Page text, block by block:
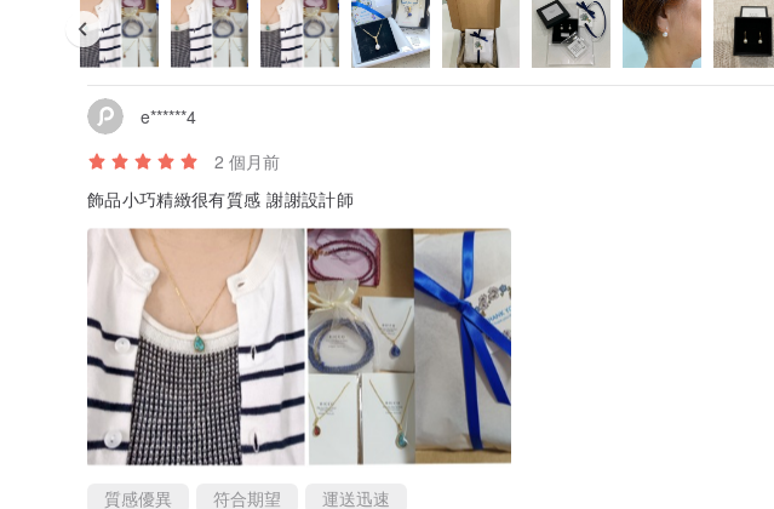
e******4
2 個月前
飾品小巧精緻很有質感 謝謝設計師
質感優異 符合期望 運送迅速